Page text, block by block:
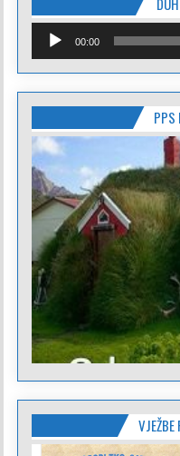
Reproduktor
audiozapisa
00:00
PPS
VJEŽBE